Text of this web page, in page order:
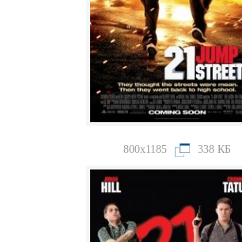
800x1185 338 КБ